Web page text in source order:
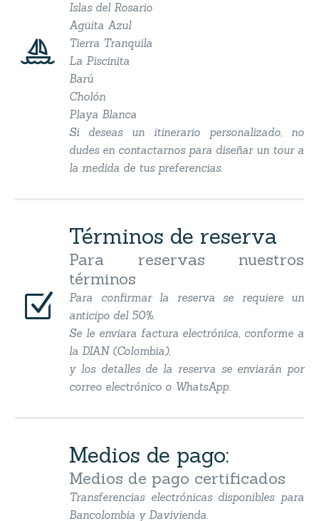


Islas del Rosario
Agüita Azul
Tierra Tranquila
La Piscinita
Barú
Cholón
Playa Blanca
Si deseas un itinerario personalizado, no
dudes en contactarnos para diseñar un tour a
la medida de tus preferencias.
Z
Z
Términos de reserva
Para reservas nuestros
términos
Para confirmar la reserva se requiere un
anticipo del 50%.
Se le enviara factura electrónica, conforme a
la DIAN (Colombia),
y los detalles de la reserva se enviarán por
correo electrónico o WhatsApp.
Medios de pago:
Medios de pago certificados
Transferencias electrónicas disponibles para
Bancolombia y Davivienda.